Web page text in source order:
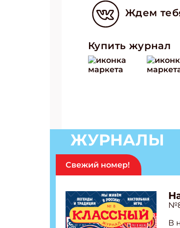
Ждем
Купить журнал
ЖУРНАЛЫ
Свежий номер!
В